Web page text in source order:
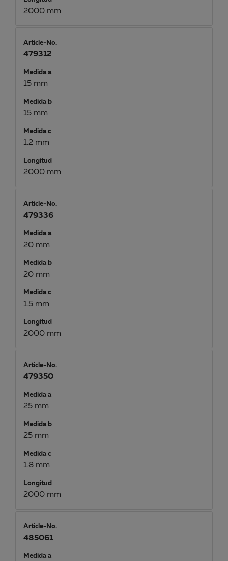
2000 mm
Article-No.
479312
Medida a
15 mm
Medida b
15 mm
Medida c
1.2 mm
Longitud
2000 mm
Article-No.
479336
Medida a
20 mm
Medida b
20 mm
Medida c
1.5 mm
Longitud
2000 mm
Article-No.
479350
Medida a
25 mm
Medida b
25 mm
Medida c
1.8 mm
Longitud
2000 mm
Article-No.
485061
Medida a